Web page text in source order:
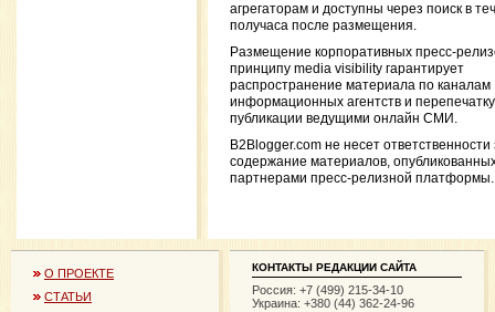
агрегаторам и доступны через поиск в
получаса после размещения.
Размещение корпоративных пресс-
принципу media visibility гарантирует
распространение материала по каналам
информационных агентств и перепечатку
публикации ведущими онлайн СМИ.
B2Blogger.com не несет ответственности
содержание материалов,
партнерами пресс-релизной платформы.
О ПРОЕКТЕ
СТАТЬИ
КОНТАКТЫ РЕДАКЦИИ САЙТА
Россия: +7 (499) 215-34-10
Украина: +380 (44) 362-24-96